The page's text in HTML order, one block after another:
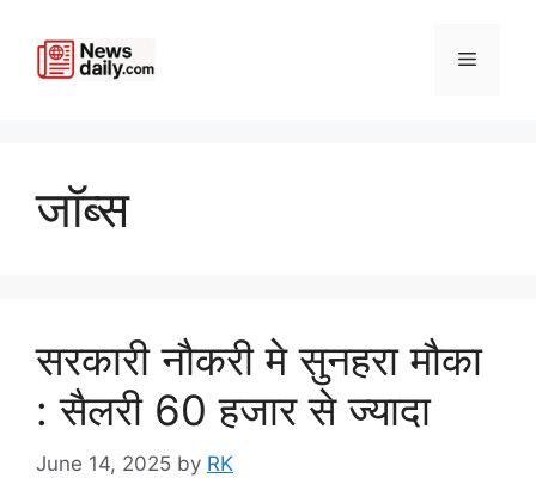
content
Menu
जॉब्स
सरकारी नौकरी मे सुनहरा मौका
: सैलरी 60 हजार से ज्यादा
June 14, 2025 by RK